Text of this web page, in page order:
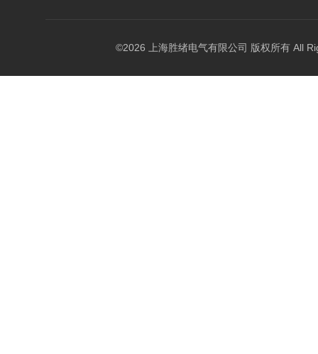
©2026 上海胜绪电气有限公司 版权所有 All